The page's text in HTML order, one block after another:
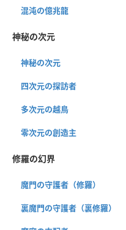
混沌の億兆龍
神秘の次元
神秘の次元
四次元の探訪者
多次元の越鳥
零次元の創造主
修羅の幻界
魔門の守護者（修羅）
裏魔門の守護者（裏修羅）